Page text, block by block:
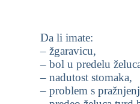
Da li imate:
– žgaravicu,
– bol u predelu
– nadutost stomaka,
– problem s